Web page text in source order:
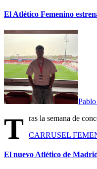
El Atlético Femenino
T ras la semana de
CARRUSEL
El nuevo Atlético de